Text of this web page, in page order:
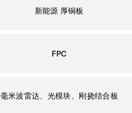
新能源 厚铜板
FPC
毫米波雷达、光模块、刚挠结合板